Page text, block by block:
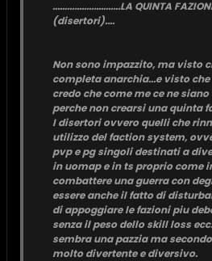
............................LA QUINTA
(disertori)....
Non sono impazzito, ma visto
completa anarchia...e visto
credo che come me ce ne
perche non crearsi una quinta
I disertori ovvero quelli che
utilizzo del faction system,
pvp e pg singoli destinati a
in uomap e in ts proprio come
combattere una guerra con
essere anche il fatto di
di appoggiare le fazioni piu
senza il peso dello skill loss
sembra una pazzia ma
molto divertente e diversivo.